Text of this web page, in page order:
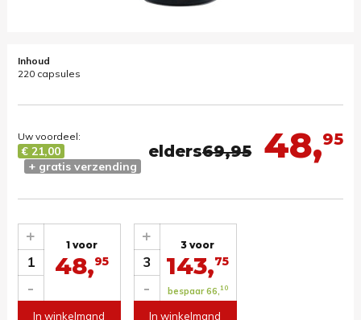
Inhoud
220 capsules
48,95
elders69,95
Uw voordeel:
€ 21,00
+ gratis verzending
1
-
+ 1 voor
48,95
In winkelmand
3
-
+ 3 voor
143,75
bespaar 66,10
In winkelmand